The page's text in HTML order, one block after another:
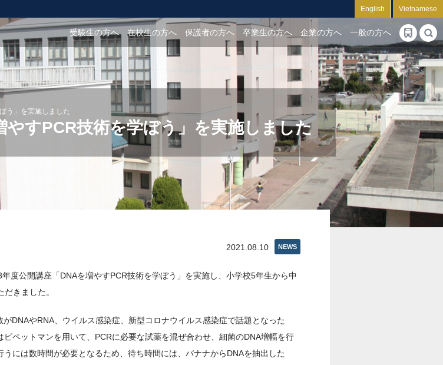
English Vietnamese
受験生の方へ 在校生の方へ 保護者の方へ 卒業生の方へ 企業の方へ 一般の方へ
う」を実施しました
やすPCR技術を学ぼう」を実施しました
NEWS
2021.08.10
度公開講座「DNAを増やすPCR技術を学ぼう」を実施し、小学校5年生から中
きました。
DNAやRNA、ウイルス感染症、新型コロナウイルス感染症で話題となった
ピペットマンを用いて、PCRに必要な試薬を混ぜ合わせ、細菌のDNA増幅を行
うには数時間が必要となるため、待ち時間には、バナナからDNAを抽出した